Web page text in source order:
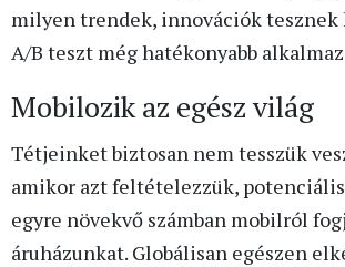
milyen trendek, innovációk
A/B teszt még hatékonyabb
Mobilozik az egész világ
Tétjeinket biztosan nem tesszük
amikor azt feltételezzük,
egyre növekvő számban mobilról
áruházunkat. Globálisan egészen